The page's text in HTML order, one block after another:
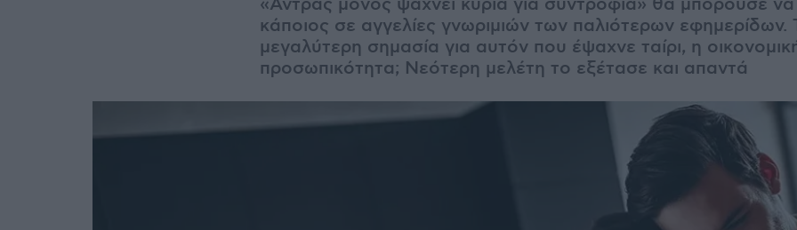
«Άντρας μόνος ψάχνει κυρία για συντροφιά» θα μπορούσε να
κάποιος σε αγγελίες γνωριμιών των παλιότερων εφημερίδων.
μεγαλύτερη σημασία για αυτόν που έψαχνε ταίρι, η
προσωπικότητα; Νεότερη μελέτη το εξέτασε και απαντά